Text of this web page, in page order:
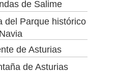
de Salime
del Parque histórico
de Asturias
de Asturias